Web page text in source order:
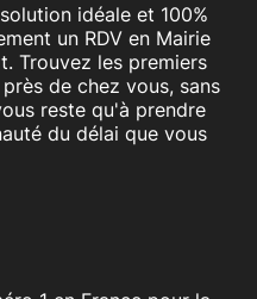
idéale et 100%
un RDV en Mairie
Trouvez les premiers
de chez vous, sans
reste qu'à prendre
du délai que vous